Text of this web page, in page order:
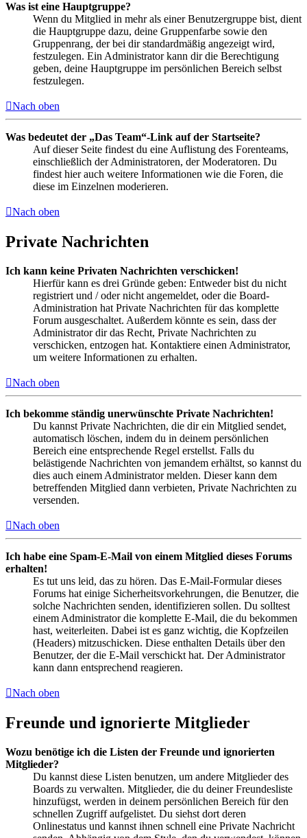
Was ist eine Hauptgruppe?
Wenn du Mitglied in mehr als einer Benutzergruppe bist, dient
die Hauptgruppe dazu, deine Gruppenfarbe sowie den
Gruppenrang, der bei dir standardmäßig angezeigt wird,
festzulegen. Ein Administrator kann dir die Berechtigung
geben, deine Hauptgruppe im persönlichen Bereich selbst
festzulegen.
Nach oben
Was bedeutet der „Das Team“-Link auf der Startseite?
Auf dieser Seite findest du eine Auflistung des Forenteams,
einschließlich der Administratoren, der Moderatoren. Du
findest hier auch weitere Informationen wie die Foren, die
diese im Einzelnen moderieren.
Nach oben
Private Nachrichten
Ich kann keine Privaten Nachrichten verschicken!
Hierfür kann es drei Gründe geben: Entweder bist du nicht
registriert und / oder nicht angemeldet, oder die Board-
Administration hat Private Nachrichten für das komplette
Forum ausgeschaltet. Außerdem könnte es sein, dass der
Administrator dir das Recht, Private Nachrichten zu
verschicken, entzogen hat. Kontaktiere einen Administrator,
um weitere Informationen zu erhalten.
Nach oben
Ich bekomme ständig unerwünschte Private Nachrichten!
Du kannst Private Nachrichten, die dir ein Mitglied sendet,
automatisch löschen, indem du in deinem persönlichen
Bereich eine entsprechende Regel erstellst. Falls du
belästigende Nachrichten von jemandem erhältst, so kannst du
dies auch einem Administrator melden. Dieser kann dem
betreffenden Mitglied dann verbieten, Private Nachrichten zu
versenden.
Nach oben
Ich habe eine Spam-E-Mail von einem Mitglied dieses Forums
erhalten!
Es tut uns leid, das zu hören. Das E-Mail-Formular dieses
Forums hat einige Sicherheitsvorkehrungen, die Benutzer, die
solche Nachrichten senden, identifizieren sollen. Du solltest
einem Administrator die komplette E-Mail, die du bekommen
hast, weiterleiten. Dabei ist es ganz wichtig, die Kopfzeilen
(Headers) mitzuschicken. Diese enthalten Details über den
Benutzer, der die E-Mail verschickt hat. Der Administrator
kann dann entsprechend reagieren.
Nach oben
Freunde und ignorierte Mitglieder
Wozu benötige ich die Listen der Freunde und ignorierten
Mitglieder?
Du kannst diese Listen benutzen, um andere Mitglieder des
Boards zu verwalten. Mitglieder, die du deiner Freundesliste
hinzufügst, werden in deinem persönlichen Bereich für den
schnellen Zugriff aufgelistet. Du siehst dort deren
Onlinestatus und kannst ihnen schnell eine Private Nachricht